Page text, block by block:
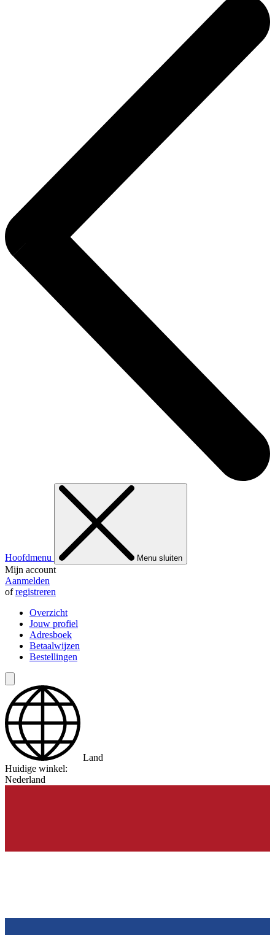
Hoofdmenu Menu sluiten
Mijn account
Aanmelden
ofregistreren
Overzicht
Jouw profiel
Adresboek
Betaalwijzen
Bestellingen
Land
Huidige winkel:
Nederland